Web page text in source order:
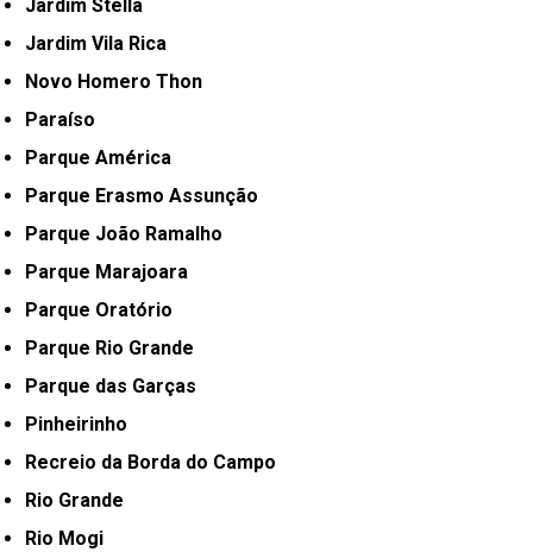
Jardim Stella
Jardim Vila Rica
Novo Homero Thon
Paraíso
Parque América
Parque Erasmo Assunção
Parque João Ramalho
Parque Marajoara
Parque Oratório
Parque Rio Grande
Parque das Garças
Pinheirinho
Recreio da Borda do Campo
Rio Grande
Rio Mogi